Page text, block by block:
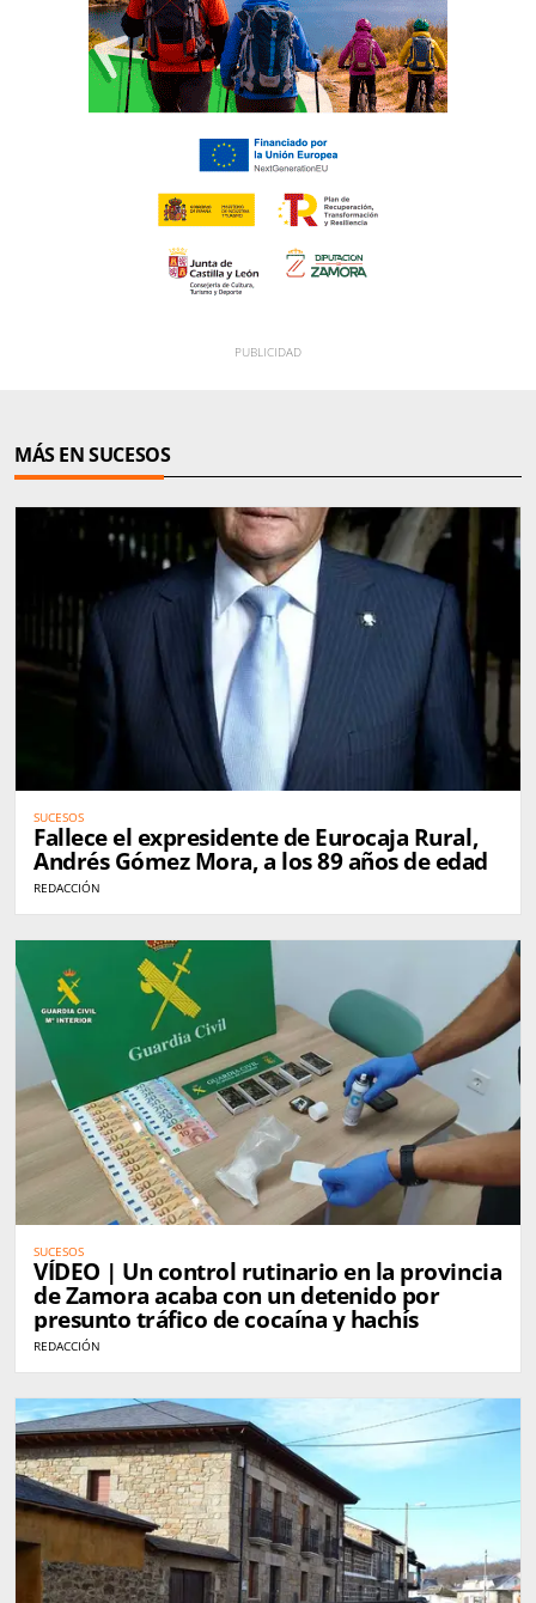
MÁS EN SUCESOS
SUCESOS
Fallece el expresidente de Eurocaja Rural,
Andrés Gómez Mora, a los 89 años de edad
REDACCIÓN
SUCESOS
VÍDEO | Un control rutinario en la provincia
de Zamora acaba con un detenido por
presunto tráfico de cocaína y hachís
REDACCIÓN